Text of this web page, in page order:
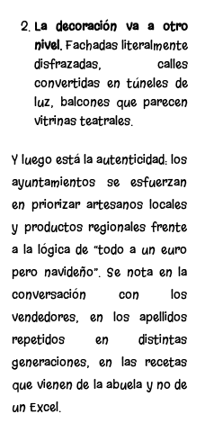
La decoración va a otro
nivel.Fachadas literalmente
disfrazadas, calles
convertidas en túneles de
luz, balcones que parecen
vitrinas teatrales.
Y luego está la autenticidad: los
ayuntamientos se esfuerzan
en priorizar artesanos locales
y productos regionales frente
a la lógica de “todo a un euro
pero navideño”. Se nota en la
conversación con los
vendedores, en los apellidos
repetidos en distintas
generaciones, en las recetas
que vienen de la abuela y no de
un Excel.